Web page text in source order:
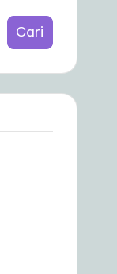
Cari